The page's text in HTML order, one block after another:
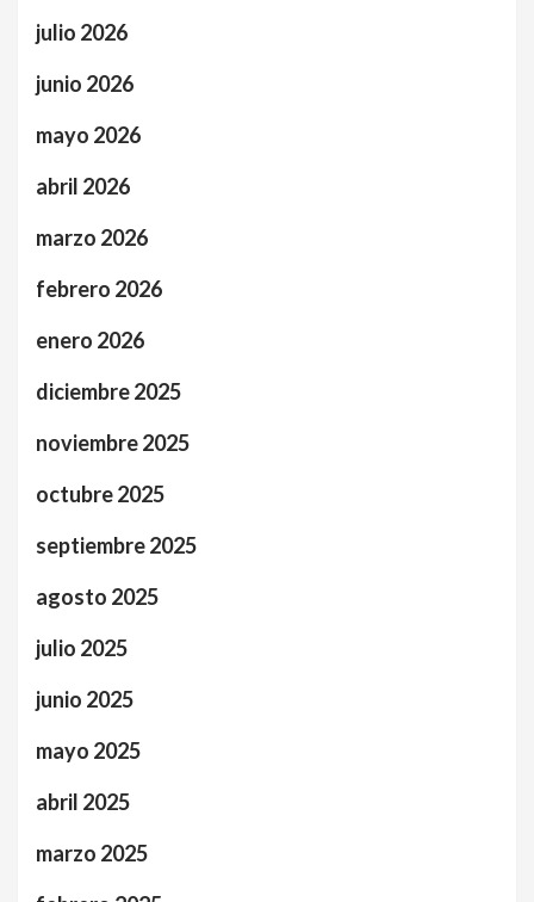
julio 2026
junio 2026
mayo 2026
abril 2026
marzo 2026
febrero 2026
enero 2026
diciembre 2025
noviembre 2025
octubre 2025
septiembre 2025
agosto 2025
julio 2025
junio 2025
mayo 2025
abril 2025
marzo 2025